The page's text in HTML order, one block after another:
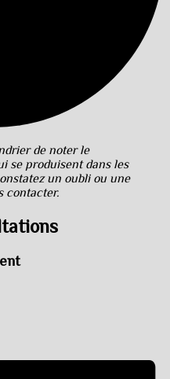
de noter le
se produisent dans les
un oubli ou une
contacter.